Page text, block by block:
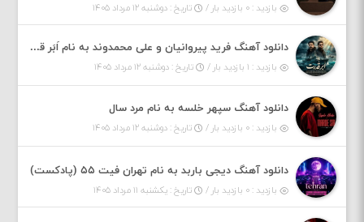
بازدید : ۰ بازدید بار / تاریخ : دوشنبه ۱۲ مرداد ۱۴۰۵
دانلود آهنگ فرید پیروانیان و علی محمدوند به نام اَبَر قدرت
بازدید : ۱ بازدید بار / تاریخ : دوشنبه ۱۲ مرداد ۱۴۰۵
دانلود آهنگ سپهر خلسه به نام مرد سال
بازدید : ۰ بازدید بار / تاریخ : دوشنبه ۱۲ مرداد ۱۴۰۵
دانلود آهنگ دیجی باربد به نام تهران فیت ۵۵ (پادکست)
بازدید : ۰ بازدید بار / تاریخ : یکشنبه ۱۱ مرداد ۱۴۰۵